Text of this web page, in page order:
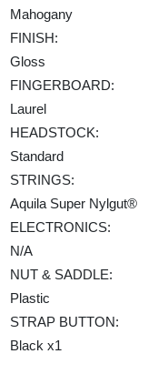
Mahogany
FINISH:
Gloss
FINGERBOARD:
Laurel
HEADSTOCK:
Standard
STRINGS:
Aquila Super Nylgut®
ELECTRONICS:
N/A
NUT & SADDLE:
Plastic
STRAP BUTTON:
Black x1